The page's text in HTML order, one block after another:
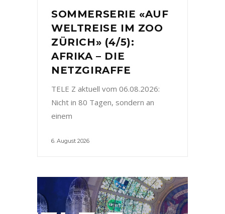
SOMMERSERIE «AUF
WELTREISE IM ZOO
ZÜRICH» (4/5):
AFRIKA – DIE
NETZGIRAFFE
TELE Z aktuell vom 06.08.2026:
Nicht in 80 Tagen, sondern an
einem
6. August 2026